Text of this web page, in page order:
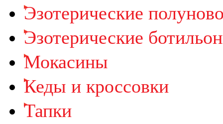
Эзотерические
Эзотерические
Мокасины
Кеды и кроссовки
Тапки